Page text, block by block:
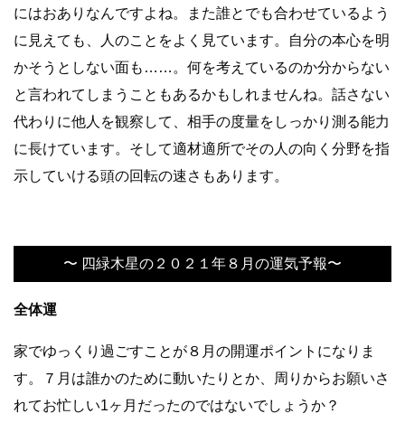
にはおありなんですよね。また誰とでも合わせているよう
に見えても、人のことをよく見ています。自分の本心を明
かそうとしない面も……。何を考えているのか分からない
と言われてしまうこともあるかもしれませんね。話さない
代わりに他人を観察して、相手の度量をしっかり測る能力
に長けています。そして適材適所でその人の向く分野を指
示していける頭の回転の速さもあります。
〜 四緑木星の２０２１年８月の運気予報〜
全体運
家でゆっくり過ごすことが８月の開運ポイントになりま
す。７月は誰かのために動いたりとか、周りからお願いさ
れてお忙しい1ヶ月だったのではないでしょうか？